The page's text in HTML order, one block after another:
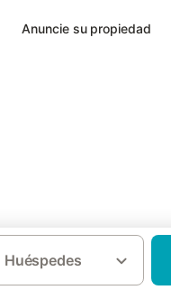
Anuncie su propiedad
Huéspedes